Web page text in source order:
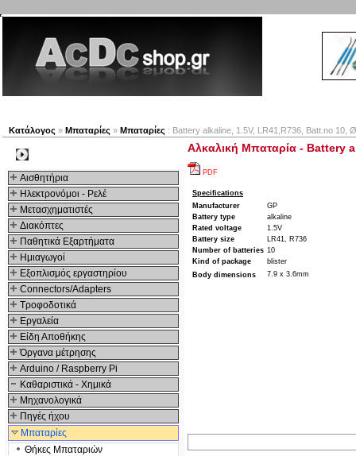
Κατάλογος » Μπαταρίες » Μπαταρίες : Battery alkaline, 1.5V, LR41,R736, Batt.no 10,
Αισθητήρια
Ηλεκτρονόμοι - Ρελέ
Μετασχηματιστές
Διακόπτες
Παθητικά Εξαρτήματα
Hμιαγωγοί
Εξοπλισμός εργαστηρίου
Connectors/Adapters
Τροφοδοτικά
Εργαλεία
Είδη Αποθήκης
Όργανα μέτρησης
Arduino / Raspberry Pi
Καθαριστικά - Χημικά
Μηχανολογικά
Πηγές ήχου
Μπαταρίες
Θήκες Μπαταριών
Αλκαλική Μπαταρία - Battery
PDF
Specifications
Manufacturer
GP
Battery type
alkaline
Rated voltage
1.5V
Battery size
LR41, R736
Number of batteries 10
Kind of package
blister
Body dimensions
7.9 x 3.6mm